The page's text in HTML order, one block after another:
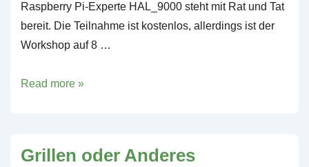
Raspberry Pi-Experte HAL_9000 steht mit Rat und Tat
bereit. Die Teilnahme ist kostenlos, allerdings ist der
Workshop auf 8 …
Workshop:
Read more »
Grillen oder Anderes